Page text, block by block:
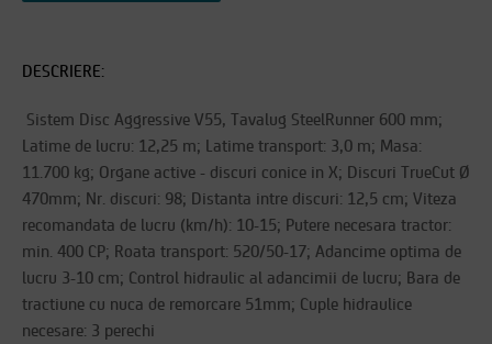
DESCRIERE:
Sistem Disc Aggressive V55, Tavalug SteelRunner 600 mm;
Latime de lucru: 12,25 m; Latime transport: 3,0 m; Masa:
11.700 kg; Organe active - discuri conice in X; Discuri TrueCut Ø
470mm; Nr. discuri: 98; Distanta intre discuri: 12,5 cm; Viteza
recomandata de lucru (km/h): 10-15; Putere necesara tractor:
min. 400 CP; Roata transport: 520/50-17; Adancime optima de
lucru 3-10 cm; Control hidraulic al adancimii de lucru; Bara de
tractiune cu nuca de remorcare 51mm; Cuple hidraulice
necesare: 3 perechi